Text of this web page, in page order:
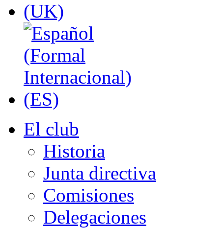
El club
Historia
Junta directiva
Comisiones
Delegaciones